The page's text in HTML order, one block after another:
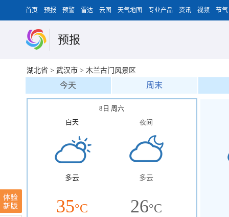
首页 预报 预警 雷达 云图 天气地图 专业产品 资讯 视频 节气
预报
湖北省 > 武汉市 > 木兰古门风景区
今天 周末
8日 周六
白天
多云
35°C
夜间
多云
26°C